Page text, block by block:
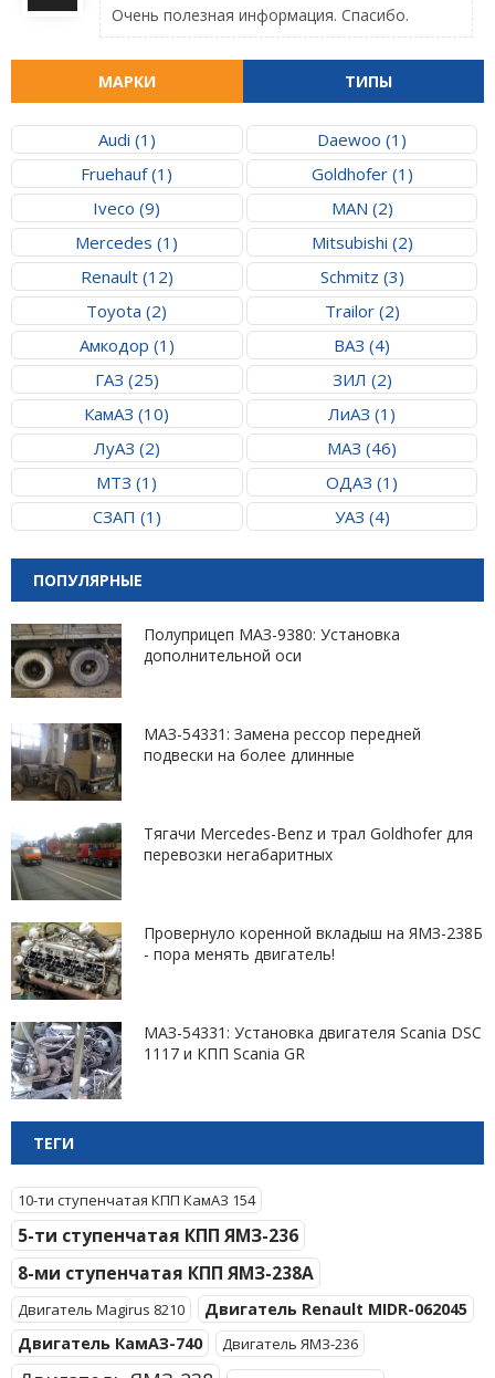
Очень полезная информация. Спасибо.
МАРКИ ТИПЫ
Audi (1)
Daewoo (1)
Fruehauf (1)
Goldhofer (1)
Iveco (9)
MAN (2)
Mercedes (1)
Mitsubishi (2)
Renault (12)
Schmitz (3)
Toyota (2)
Trailor (2)
Амкодор (1)
ВАЗ (4)
ГАЗ (25)
ЗИЛ (2)
КамАЗ (10)
ЛиАЗ (1)
ЛуАЗ (2)
МАЗ (46)
МТЗ (1)
ОДАЗ (1)
СЗАП (1)
УАЗ (4)
ПОПУЛЯРНЫЕ
Полуприцеп МАЗ-9380: Установка
дополнительной оси
МАЗ-54331: Замена рессор передней
подвески на более длинные
Тягачи Mercedes-Benz и трал Goldhofer для
перевозки негабаритных
Провернуло коренной вкладыш на ЯМЗ-238Б
- пора менять двигатель!
МАЗ-54331: Установка двигателя Scania DSC
1117 и КПП Scania GR
ТЕГИ
10-ти ступенчатая КПП КамАЗ 154
5-ти ступенчатая КПП ЯМЗ-236
8-ми ступенчатая КПП ЯМЗ-238А
Двигатель Magirus 8210
Двигатель Renault MIDR-062045
Двигатель КамАЗ-740
Двигатель ЯМЗ-236